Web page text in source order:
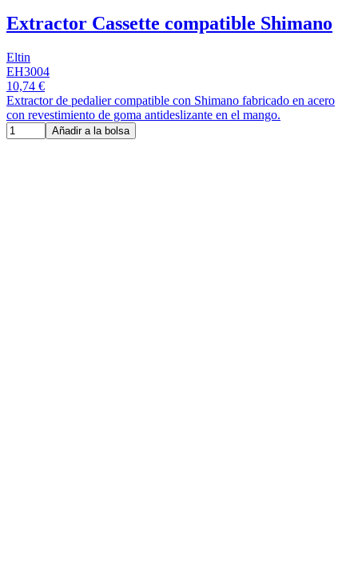
Extractor Cassette compatible Shimano
Eltin
EH3004
10,74 €
Extractor de pedalier compatible con Shimano fabricado en acero
con revestimiento de goma antideslizante en el mango.
Añadir a la bolsa